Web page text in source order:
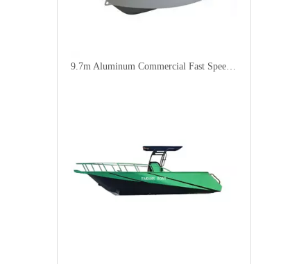
9.7m Aluminum Commercial Fast Speed Boat